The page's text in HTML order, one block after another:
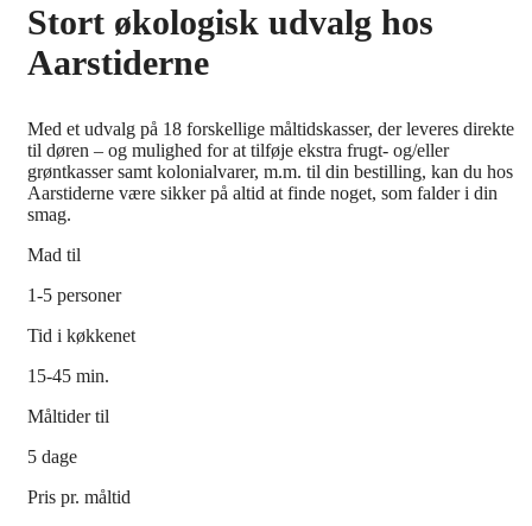
Stort økologisk udvalg hos
Aarstiderne
Med et udvalg på 18 forskellige måltidskasser, der leveres direkte
til døren – og mulighed for at tilføje ekstra frugt- og/eller
grøntkasser samt kolonialvarer, m.m. til din bestilling, kan du hos
Aarstiderne være sikker på altid at finde noget, som falder i din
smag.
Mad til
1-5 personer
Tid i køkkenet
15-45 min.
Måltider til
5 dage
Pris pr. måltid